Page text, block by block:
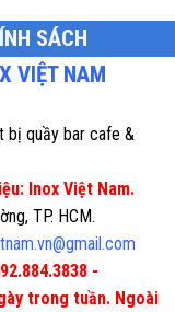
SÁCH
VIỆT NAM
bị quầy bar cafe &
Inox Việt Nam.
TP. HCM.
-
trong tuần. Ngoài